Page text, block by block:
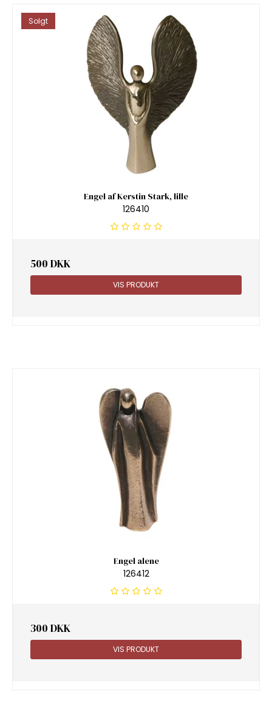
Solgt
Engel af Kerstin Stark, lille
126410
500 DKK
VIS PRODUKT
Engel alene
126412
300 DKK
VIS PRODUKT